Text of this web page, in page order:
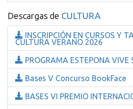
Descargas de CULTURA
INSCRIPCIÓN EN CURSOS Y
CULTURA VERANO 2026
PROGRAMA ESTEPONA VIVE
Bases V Concurso BookFace
BASES VI PREMIO